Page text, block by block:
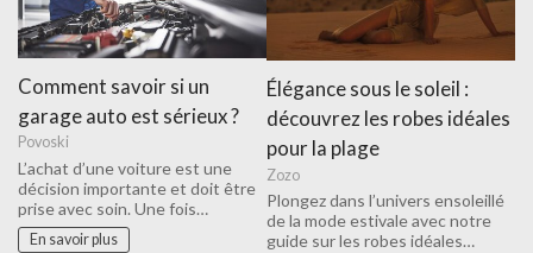
Comment savoir si un
garage auto est sérieux ?
Povoski
L’achat d’une voiture est une
décision importante et doit être
prise avec soin. Une fois…
En savoir plus
Élégance sous le soleil :
découvrez les robes idéales
pour la plage
Zozo
Plongez dans l’univers ensoleillé
de la mode estivale avec notre
guide sur les robes idéales…